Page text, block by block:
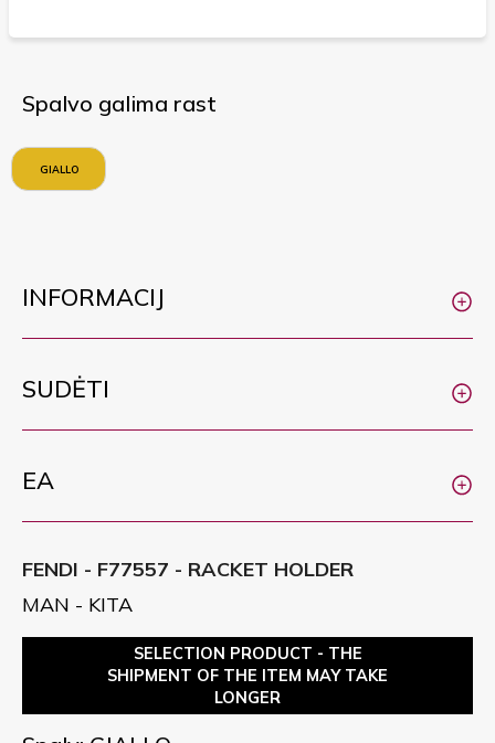
Spalvo galima rast
GIALLO
INFORMACIJ
SUDĖTI
EA
FENDI - F77557 - RACKET HOLDER
MAN - KITA
SELECTION PRODUCT - THE
SHIPMENT OF THE ITEM MAY TAKE
LONGER